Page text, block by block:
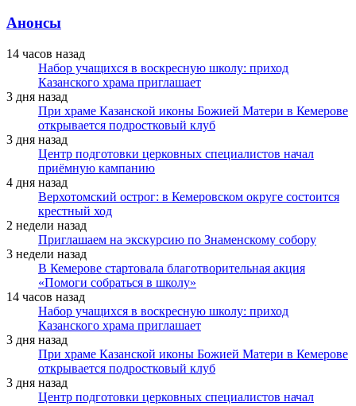
Анонсы
14 часов назад
Набор учащихся в воскресную школу: приход
Казанского храма приглашает
3 дня назад
При храме Казанской иконы Божией Матери в Кемерове
открывается подростковый клуб
3 дня назад
Центр подготовки церковных специалистов начал
приёмную кампанию
4 дня назад
Верхотомский острог: в Кемеровском округе состоится
крестный ход
2 недели назад
Приглашаем на экскурсию по Знаменскому собору
3 недели назад
В Кемерове стартовала благотворительная акция
«Помоги собраться в школу»
14 часов назад
Набор учащихся в воскресную школу: приход
Казанского храма приглашает
3 дня назад
При храме Казанской иконы Божией Матери в Кемерове
открывается подростковый клуб
3 дня назад
Центр подготовки церковных специалистов начал